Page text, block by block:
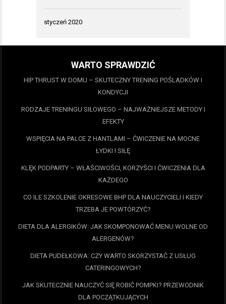
styczeń 2020
WARTO SPRAWDZIĆ
HIP THRUST W DOMU – SKUTECZNY TRENING POŚLADKÓW I
KONDYCJI
RODZAJE TRENINGU SIŁOWEGO – NAJWAŻNIEJSZE METODY I
EFEKTY
WSPIĘCIA NA PALCE Z HANTLAMI – ĆWICZENIE NA MOCNE
ŁYDKI I SIŁĘ
KLĘK PODPARTY – WŁAŚCIWOŚCI, KORZYŚCI I ĆWICZENIA DLA
KAŻDEGO
CO ILE SZKOLENIE OKRESOWE BHP DLA NAUCZYCIELI I KIEDY
TRZEBA JE POWTÓRZYĆ?
DIETA DLA ALERGIKÓW: JAK SKOMPONOWAĆ MENU WOLNE OD
ALERGENÓW?
DIETA PUDEŁKOWA: CZY WARTO SKORZYSTAĆ Z USŁUG
CATERINGOWYCH?
JAK SKUTECZNIE NAUCZYĆ SIĘ ROBIĆ POMPKI? PRZEWODNIK
DLA POCZĄTKUJĄCYCH